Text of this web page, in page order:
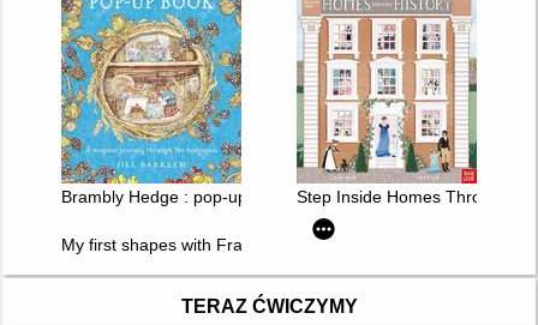
Brambly Hedge : pop-up book Step Inside Homes Through
My first shapes with Frank Lloyd Wright
TERAZ ĆWICZYMY